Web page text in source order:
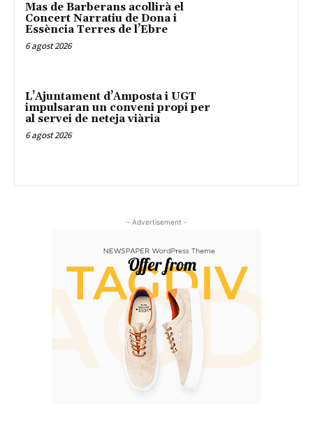
Mas de Barberans acollirà el
Concert Narratiu de Dona i
Essència Terres de l’Ebre
6 agost 2026
L’Ajuntament d’Amposta i UGT
impulsaran un conveni propi per
al servei de neteja viària
6 agost 2026
- Advertisement -